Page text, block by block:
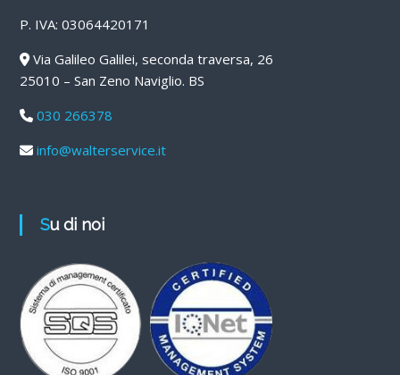
P. IVA: 03064420171
Via Galileo Galilei, seconda traversa, 26
25010 – San Zeno Naviglio. BS
030 266378
info@walterservice.it
Su di noi